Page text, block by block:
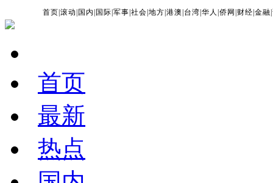
首页 |滚动 国内 国际 |军事 |社会 |地方 |港澳 台湾 |华人 |侨网 财经 |金融 |
首页
最新
热点